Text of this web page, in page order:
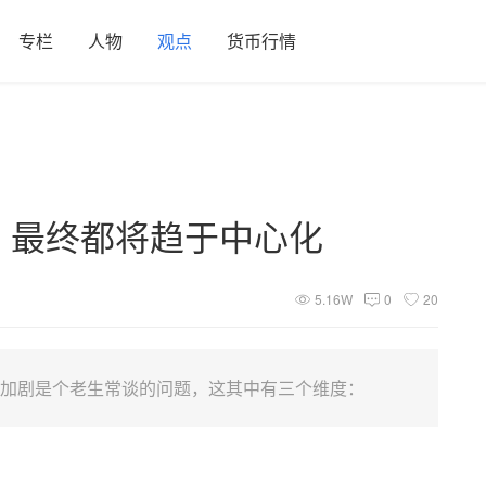
专栏 人物 观点 货币行情
终都将趋于中心化
5.16W 0 20
是个老生常谈的问题，这其中有三个维度：